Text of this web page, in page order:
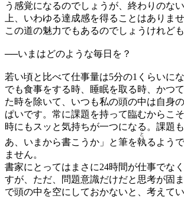
う感覚になるのでしょうが、終わりのな
上、いわゆる達成感を得ることはありま
この道の魅力でもあるのでしょうけれども
──いまはどのような毎日を？
若い頃と比べて仕事量は5分の1くらいに
でも食事をする時、睡眠を取る時、かつ
た時を除いて、いつも私の頭の中は自身
ぱいです。常に課題を持って臨むからこ
時にもスッと気持ちが一つになる。課題
あ、いまから書こうか」と筆を執
と
るよう
ません。
書家にとってはまさに24時間が仕事でな
すが、ただ、問題意識だけだと思考が固
で頭の中を空にしておかないと、考えて